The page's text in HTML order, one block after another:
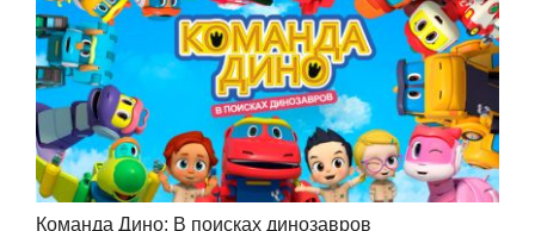
Команда Дино: В поисках динозавров